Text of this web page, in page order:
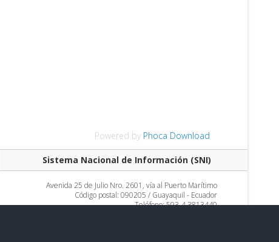
Powered by Phoca Download
Sistema Nacional de Información (SNI)
Avenida 25 de Julio Nro. 2601, vía al Puerto Marítimo
Código postal: 090205 / Guayaquil - Ecuador
Teléfono: 593-4 3813440